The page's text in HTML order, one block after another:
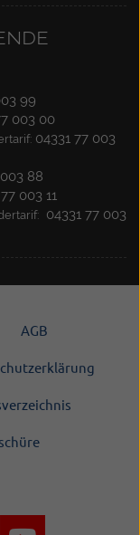
99
003 00
04331 77 003
88
003 11
04331 77 003
AGB